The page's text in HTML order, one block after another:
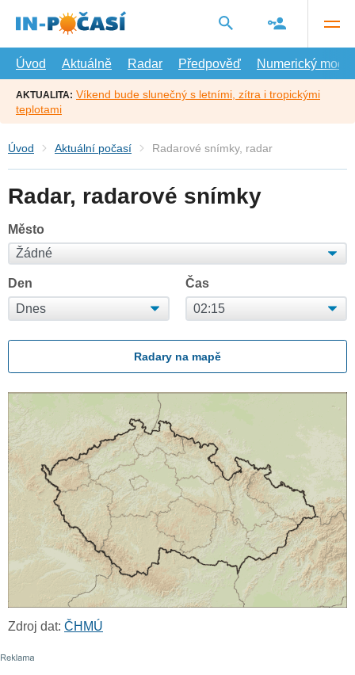
hlavní
Úvod
Aktuálně Radar Předpověď Numerický model
AKTUALITA: Víkend bude slunečný s letními, zítra i tropickými
teplotami
Úvod Aktuální počasí Radarové snímky, radar
Radar, radarové snímky
Město
Den Čas
Radary na mapě
Zdroj dat: ČHMÚ